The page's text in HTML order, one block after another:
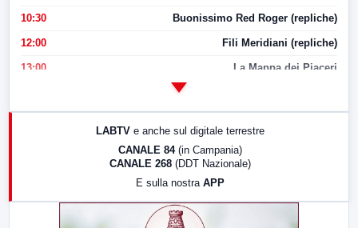
10:30 Buonissimo Red Roger (repliche)
12:00 Fili Meridiani (repliche)
13:00 La Mappa dei Piaceri
LABTV e anche sul digitale terrestre
CANALE 84 (in Campania)
CANALE 268 (DDT Nazionale)
E sulla nostra APP